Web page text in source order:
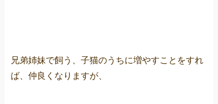
兄弟姉妹で飼う、子猫のうちに増やすことをすれ
ば、仲良くなりますが、